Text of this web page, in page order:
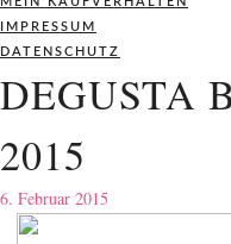
IMPRESSUM
DATENSCHUTZ
DEGUSTA
2015
6. Februar 2015